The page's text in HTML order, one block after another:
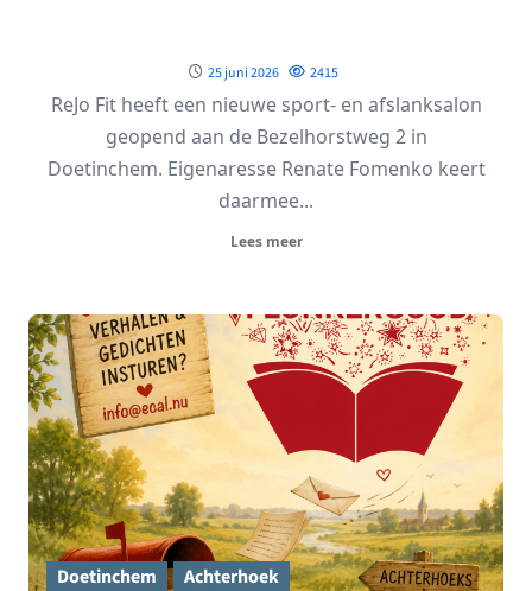
25 juni 2026 2415
ReJo Fit heeft een nieuwe sport- en afslanksalon
geopend aan de Bezelhorstweg 2 in
Doetinchem. Eigenaresse Renate Fomenko keert
daarmee...
Lees meer
Doetinchem Achterhoek